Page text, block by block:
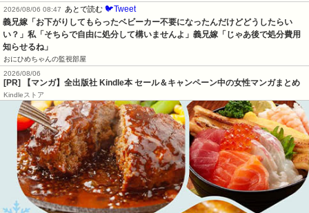
2026/08/06 08:47
あとで読む 🐦Tweet
義兄嫁「お下がりしてもらったベビーカー不要になったんだけどどうしたらい
い？」私「そちらで自由に処分して構いませんよ」義兄嫁「じゃあ後で処分費用
知らせるね」
おにひめちゃんの監視部屋
2026/08/06
[PR] 【マンガ】全出版社 Kindle本 セール＆キャンペーン中の女性マンガまとめ
Kindleストア